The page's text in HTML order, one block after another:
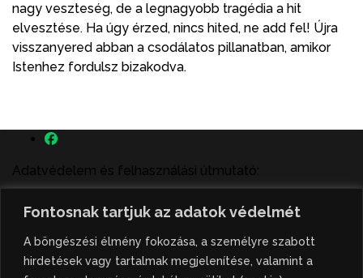
Fontosnak tartjuk az adatok védelmét
A böngészési élmény fokozása, a személyre szabott
hirdetések vagy tartalmak megjelenítése, valamint a
nagy veszteség, de a legnagyobb tragédia a hit
elvesztése. Ha úgy érzed, nincs hited, ne add fel! Újra
visszanyered abban a csodálatos pillanatban, amikor
Istenhez fordulsz bizakodva.
Adatvédelem és felhasználási útmutató:
A szenttamás.rs magyar nyelvű internetes hírportálon
megjelenő szerzői írások, a híranyag és minden egyéb
tartalom a portált működtető Gion Nándor Kulturális
Központ szellemi tulajdonát képezik, amely szellemi